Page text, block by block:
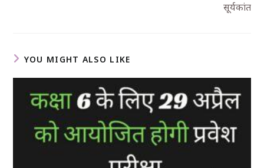
सूर्यकांत
YOU MIGHT ALSO LIKE